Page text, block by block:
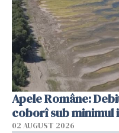
Apele Române:
coborî sub minimul
02 AUGUST 2026